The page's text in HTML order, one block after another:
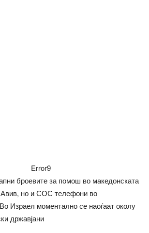
Error9
броевите за помош во македонската
но и СОС телефони во
Израел моментално се наоѓаат околу
државјани